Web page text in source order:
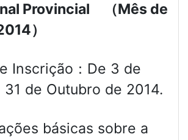
Provincial
（Mês de
）
Inscrição：De 3 de
31 de Outubro de 2014.
básicas sobre a